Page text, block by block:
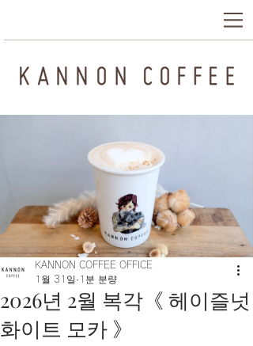
2026년 2월 복각《 헤이즐넛
화이트 모카 》
KANNON COFFEE OFFICE
1월 31일 1분 분량